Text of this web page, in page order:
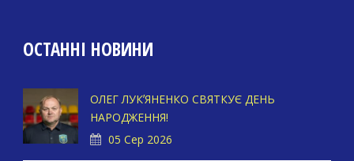
ОСТАННІ НОВИНИ
ОЛЕГ ЛУКʼЯНЕНКО СВЯТКУЄ ДЕНЬ
НАРОДЖЕННЯ!
05 Сер 2026